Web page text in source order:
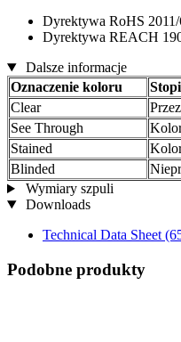
Dyrektywa RoHS
Dyrektywa REACH
Dalsze informacje
Oznaczenie koloru
Clear
See Through
Stained
Blinded
Wymiary szpuli
Downloads
Technical Data Sheet
Podobne produkty